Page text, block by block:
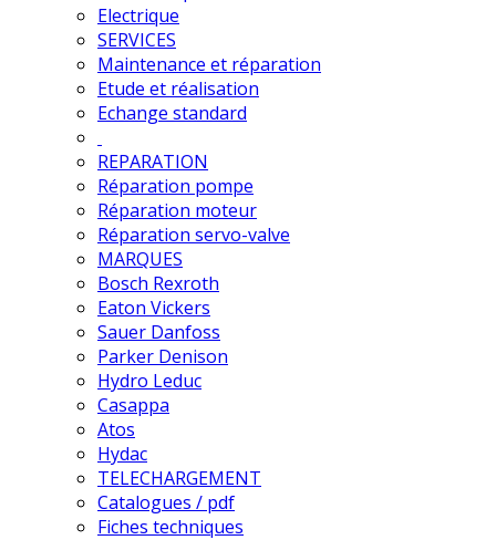
Electrique
SERVICES
Maintenance et réparation
Etude et réalisation
Echange standard
REPARATION
Réparation pompe
Réparation moteur
Réparation servo-valve
MARQUES
Bosch Rexroth
Eaton Vickers
Sauer Danfoss
Parker Denison
Hydro Leduc
Casappa
Atos
Hydac
TELECHARGEMENT
Catalogues / pdf
Fiches techniques